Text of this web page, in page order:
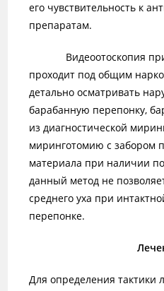
его чувствительность к
препаратам.
Видеоотоскопия при
проходит под общим
детально осматривать
барабанную перепонку,
из диагностической
миринготомию с забором
материала при наличии
данный метод не
среднего уха при
перепонке.
Для определения тактики